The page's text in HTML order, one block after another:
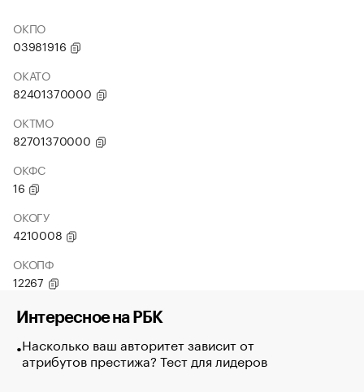
ОКПО
03981916
ОКАТО
82401370000
ОКТМО
82701370000
ОКФС
16
ОКОГУ
4210008
ОКОПФ
12267
Интересное на РБК
Насколько ваш авторитет зависит от
атрибутов престижа? Тест для лидеров